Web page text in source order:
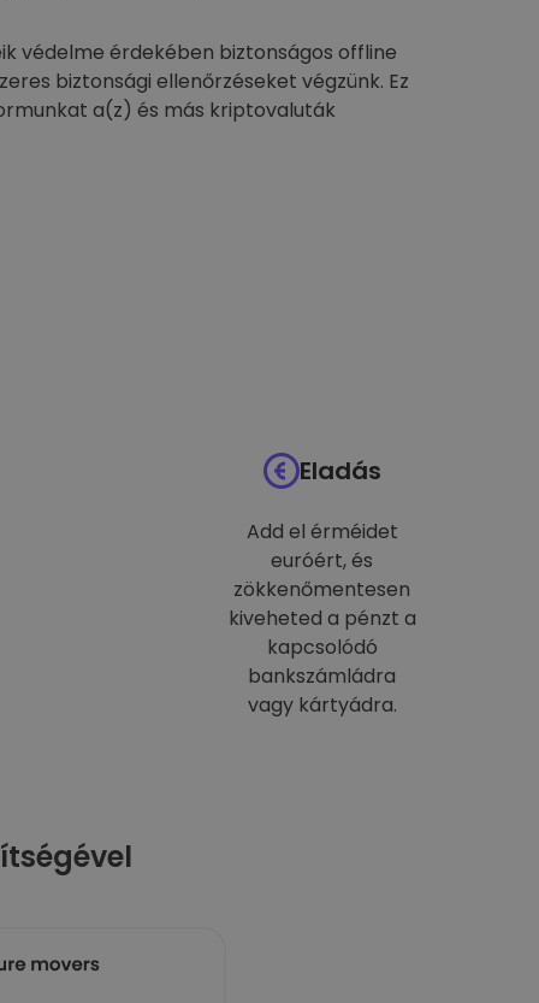
védelme érdekében biztonságos offline
biztonsági ellenőrzéseket végzünk. Ez
a(z) és más kriptovaluták
Eladás
Add el érméidet
euróért, és
zökkenőmentesen
kiveheted a pénzt a
kapcsolódó
bankszámládra
vagy kártyádra.